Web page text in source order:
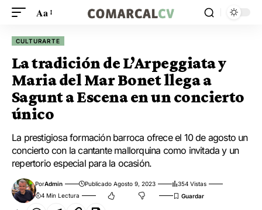
Aa
CULTURARTE
La tradición de L’Arpeggiata y
Maria del Mar Bonet llega a
Sagunt a Escena en un concierto
único
La prestigiosa formación barroca ofrece el 10 de agosto un
concierto con la cantante mallorquina como invitada y un
repertorio especial para la ocasión.
PorAdmin Publicado Agosto 9, 2023
354 Vistas
4 Min Lectura